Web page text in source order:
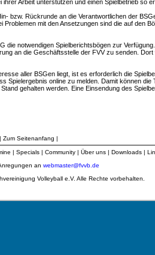
Arbeit unterstützen und einen Spielbetrieb so
bzw. Rückrunde an die Verantwortlichen der
mit den Ansetzungen sind die auf den
die notwendigen Spielberichtsbögen zur
an die Geschäftsstelle der FVV zu senden.
aller BSGen liegt, ist es erforderlich die
Spielergebnis online zu melden. Damit können die
gehalten werden. Eine Einsendung des
| Zum Seitenanfang |
| Specials| Community| Über uns| Downloads|
an webmaster@fvvb.de
Volleyball e.V. Alle Rechte vorbehalten.